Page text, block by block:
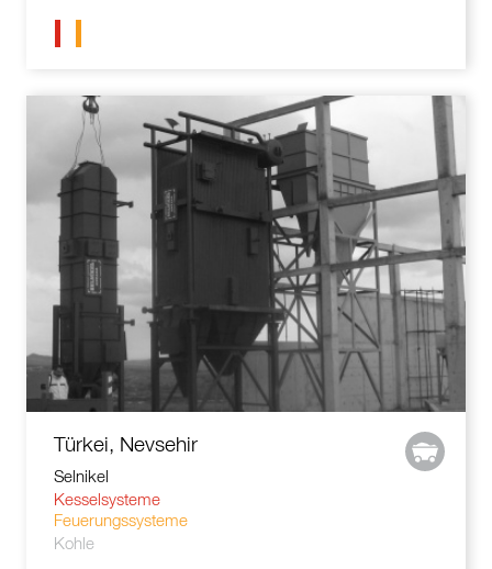
Türkei, Nevsehir
Selnikel
Kesselsysteme
Feuerungssysteme
Kohle